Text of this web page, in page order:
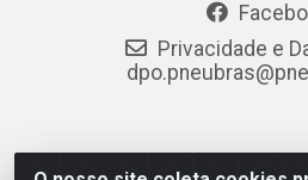
Privacidade e
PneuBras - Rodovia BR-